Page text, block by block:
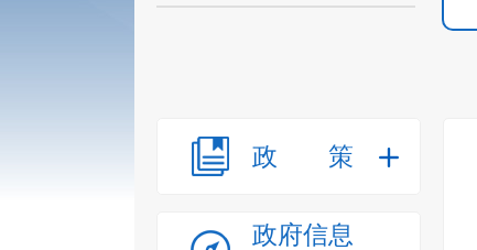
政策
政府信息